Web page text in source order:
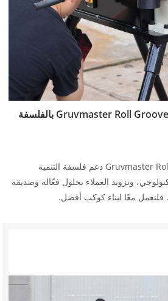
تلتزم شركة Gruvmaster Roll Groovers Factory بالفلسفة
سيواصل مصنع Gruvmaster Roll Groovers دعم فلسفة التنمية
وتزويد العملاء بحلول فعّالة وصديقة
فلنعمل معًا لبناء كوكب أفضل.